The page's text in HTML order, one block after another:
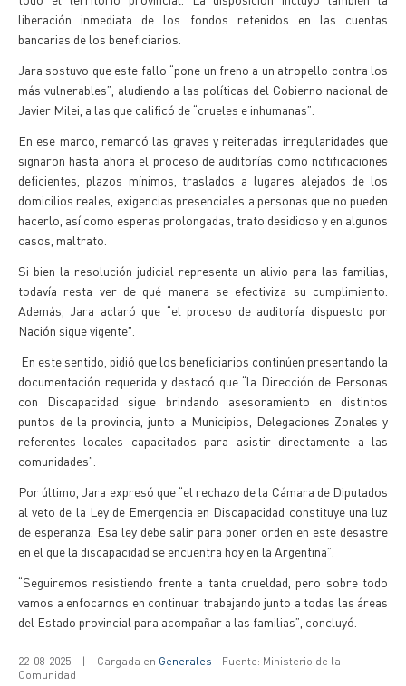
liberación inmediata de los fondos retenidos en las cuentas
bancarias de los beneficiarios.
Jara sostuvo que este fallo “pone un freno a un atropello contra los
más vulnerables”, aludiendo a las políticas del Gobierno nacional de
Javier Milei, a las que calificó de “crueles e inhumanas”.
En ese marco, remarcó las graves y reiteradas irregularidades que
signaron hasta ahora el proceso de auditorías como notificaciones
deficientes, plazos mínimos, traslados a lugares alejados de los
domicilios reales, exigencias presenciales a personas que no pueden
hacerlo, así como esperas prolongadas, trato desidioso y en algunos
casos, maltrato.
Si bien la resolución judicial representa un alivio para las familias,
todavía resta ver de qué manera se efectiviza su cumplimiento.
Además, Jara aclaró que “el proceso de auditoría dispuesto por
Nación sigue vigente”.
En este sentido, pidió que los beneficiarios continúen presentando la
documentación requerida y destacó que “la Dirección de Personas
con Discapacidad sigue brindando asesoramiento en distintos
puntos de la provincia, junto a Municipios, Delegaciones Zonales y
referentes locales capacitados para asistir directamente a las
comunidades”.
Por último, Jara expresó que “el rechazo de la Cámara de Diputados
al veto de la Ley de Emergencia en Discapacidad constituye una luz
de esperanza. Esa ley debe salir para poner orden en este desastre
en el que la discapacidad se encuentra hoy en la Argentina”.
“Seguiremos resistiendo frente a tanta crueldad, pero sobre todo
vamos a enfocarnos en continuar trabajando junto a todas las áreas
del Estado provincial para acompañar a las familias”, concluyó.
22-08-2025 | Cargada en Generales - Fuente: Ministerio de la
Comunidad